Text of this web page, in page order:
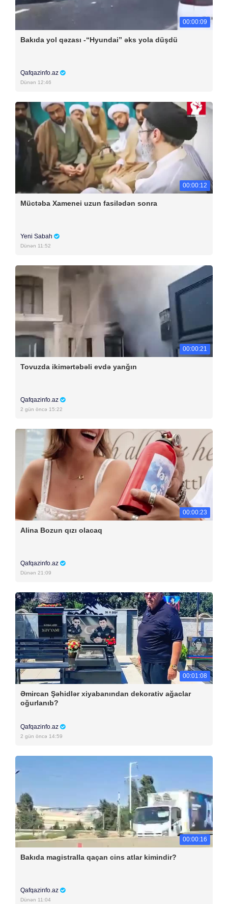
00:00:09
Bakıda yol qəzası -“Hyundai” əks yola düşdü
Qafqazinfo.az
Dünən 12:46
00:00:12
Müctəba Xamenei uzun fasilədən sonra
Yeni Sabah
Dünən 11:52
00:00:21
Tovuzda ikimərtəbəli evdə yanğın
Qafqazinfo.az
2 gün öncə 15:22
00:00:23
Alina Bozun qızı olacaq
Qafqazinfo.az
Dünən 21:09
00:01:08
Əmircan Şəhidlər xiyabanından dekorativ ağaclar
oğurlanıb?
Qafqazinfo.az
2 gün öncə 14:59
00:00:16
Bakıda magistralla qaçan cins atlar kimindir?
Qafqazinfo.az
Dünən 11:04